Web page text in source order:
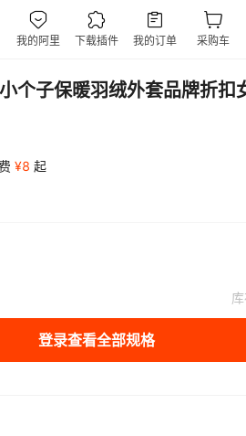
个子保暖羽绒外套品牌折扣
¥8 起
登录查看全部规格